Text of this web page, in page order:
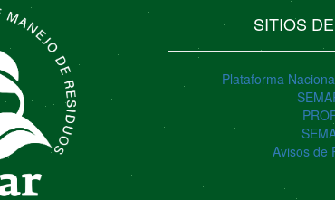
SITIOS
Plataforma
Avisos de